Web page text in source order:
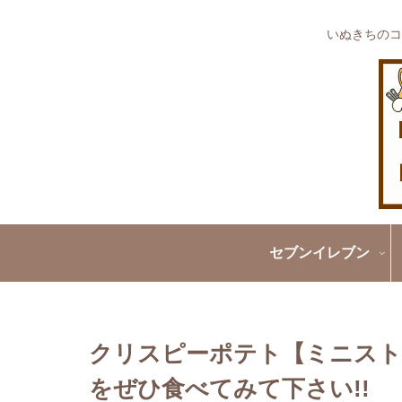
いぬきちの
セブンイレブン
クリスピーポテト【ミニス
をぜひ食べてみて下さい!!